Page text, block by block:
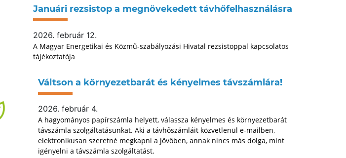
Januári rezsistop a megnövekedett távhőfelhasználásra
2026. február 12.
A Magyar Energetikai és Közmű-szabályozási Hivatal rezsistoppal kapcsolatos
tájékoztatója
Váltson a környezetbarát és kényelmes távszámlára!
2026. február 4.
A hagyományos papírszámla helyett, válassza kényelmes és környezetbarát
távszámla szolgáltatásunkat. Aki a távhőszámláit közvetlenül e-mailben,
elektronikusan szeretné megkapni a jövőben, annak nincs más dolga, mint
igényelni a távszámla szolgáltatást.